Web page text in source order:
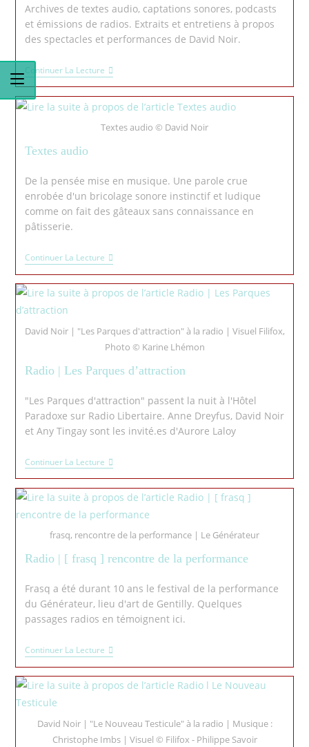
Archives de textes audio, captations sonores, podcasts
et émissions de radios. Extraits et entretiens à propos
des spectacles et performances de David Noir.
Continuer La Lecture
Textes audio © David Noir
Textes audio
De la pensée mise en musique. Une parole crue
enrobée d'un bricolage sonore instinctif et ludique
comme on fait des gâteaux sans connaissance en
pâtisserie.
Continuer La Lecture
David Noir | "Les Parques d'attraction" à la radio | Visuel Filifox,
Photo © Karine Lhémon
Radio | Les Parques d’attraction
"Les Parques d'attraction" passent la nuit à l'Hôtel
Paradoxe sur Radio Libertaire. Anne Dreyfus, David Noir
et Any Tingay sont les invité.es d'Aurore Laloy
Continuer La Lecture
frasq, rencontre de la performance | Le Générateur
Radio | [ frasq ] rencontre de la performance
Frasq a été durant 10 ans le festival de la performance
du Générateur, lieu d'art de Gentilly. Quelques
passages radios en témoignent ici.
Continuer La Lecture
David Noir | "Le Nouveau Testicule" à la radio | Musique :
Christophe Imbs | Visuel © Filifox - Philippe Savoir